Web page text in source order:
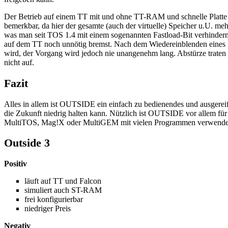
Der Betrieb auf einem TT mit und ohne TT-RAM und schnelle
bemerkbar, da hier der gesamte (auch der virtuelle) Speicher u.U.
was man seit TOS 1.4 mit einem sogenannten Fastload-Bit
auf dem TT noch unnötig bremst. Nach dem Wiedereinblenden
wird, der Vorgang wird jedoch nie unangenehm lang. Abstürze
nicht auf.
Fazit
Alles in allem ist OUTSIDE ein einfach zu bedienendes und
die Zukunft niedrig halten kann. Nützlich ist OUTSIDE vor allem für
MultiTOS, Mag!X oder MultiGEM mit vielen Programmen
Outside 3
Positiv
läuft auf TT und Falcon
simuliert auch ST-RAM
frei konfigurierbar
niedriger Preis
Negativ